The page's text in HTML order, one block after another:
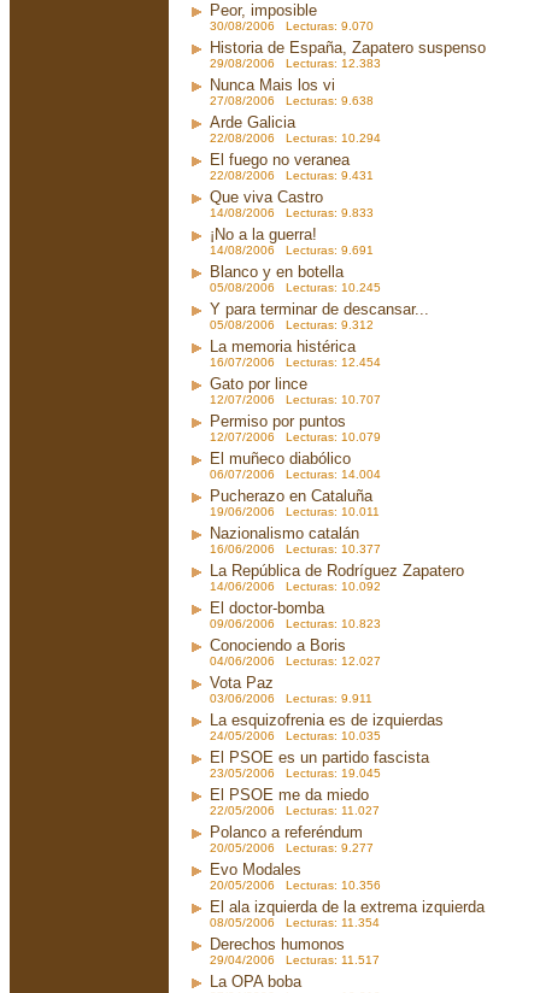
Peor, imposible
30/08/2006 Lecturas: 9.070
Historia de España, Zapatero suspenso
29/08/2006 Lecturas: 12.383
Nunca Mais los vi
27/08/2006 Lecturas: 9.638
Arde Galicia
22/08/2006 Lecturas: 10.294
El fuego no veranea
22/08/2006 Lecturas: 9.431
Que viva Castro
14/08/2006 Lecturas: 9.833
¡No a la guerra!
14/08/2006 Lecturas: 9.691
Blanco y en botella
05/08/2006 Lecturas: 10.245
Y para terminar de descansar...
05/08/2006 Lecturas: 9.312
La memoria histérica
16/07/2006 Lecturas: 12.454
Gato por lince
12/07/2006 Lecturas: 10.707
Permiso por puntos
12/07/2006 Lecturas: 10.079
El muñeco diabólico
06/07/2006 Lecturas: 14.004
Pucherazo en Cataluña
19/06/2006 Lecturas: 10.011
Nazionalismo catalán
16/06/2006 Lecturas: 10.377
La República de Rodríguez Zapatero
14/06/2006 Lecturas: 10.092
El doctor-bomba
09/06/2006 Lecturas: 10.823
Conociendo a Boris
04/06/2006 Lecturas: 12.027
Vota Paz
03/06/2006 Lecturas: 9.911
La esquizofrenia es de izquierdas
24/05/2006 Lecturas: 10.035
El PSOE es un partido fascista
23/05/2006 Lecturas: 19.045
El PSOE me da miedo
22/05/2006 Lecturas: 11.027
Polanco a referéndum
20/05/2006 Lecturas: 9.277
Evo Modales
20/05/2006 Lecturas: 10.356
El ala izquierda de la extrema izquierda
08/05/2006 Lecturas: 11.354
Derechos humonos
29/04/2006 Lecturas: 11.517
La OPA boba